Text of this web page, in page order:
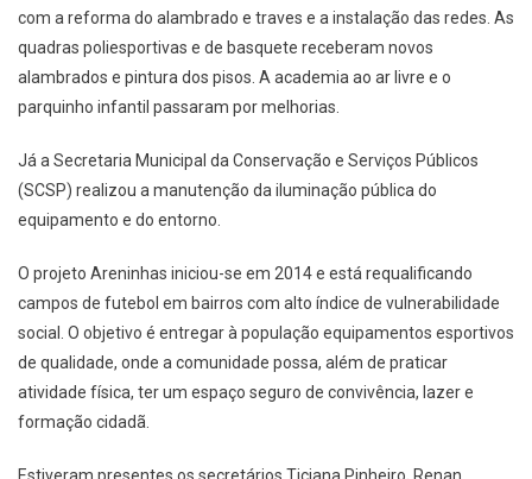
com a reforma do alambrado e traves e a instalação das redes. As
quadras poliesportivas e de basquete receberam novos
alambrados e pintura dos pisos. A academia ao ar livre e o
parquinho infantil passaram por melhorias.
Já a Secretaria Municipal da Conservação e Serviços Públicos
(SCSP) realizou a manutenção da iluminação pública do
equipamento e do entorno.
O projeto Areninhas iniciou-se em 2014 e está requalificando
campos de futebol em bairros com alto índice de vulnerabilidade
social. O objetivo é entregar à população equipamentos esportivos
de qualidade, onde a comunidade possa, além de praticar
atividade física, ter um espaço seguro de convivência, lazer e
formação cidadã.